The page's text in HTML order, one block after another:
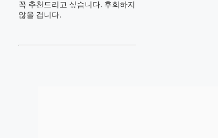
꼭 추천드리고 싶습니다. 후회하지
않을 겁니다.